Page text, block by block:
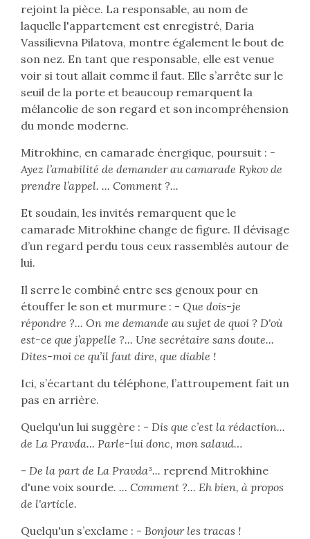
rejoint la pièce. La responsable, au nom de
laquelle l'appartement est enregistré, Daria
Vassilievna Pilatova, montre également le bout de
son nez. En tant que responsable, elle est venue
voir si tout allait comme il faut. Elle s’arrête sur le
seuil de la porte et beaucoup remarquent la
mélancolie de son regard et son incompréhension
du monde moderne.
Mitrokhine, en camarade énergique, poursuit : -
Ayez l’amabilité de demander au camarade Rykov de
prendre l’appel. ... Comment ?...
Et soudain, les invités remarquent que le
camarade Mitrokhine change de figure. Il dévisage
d’un regard perdu tous ceux rassemblés autour de
lui.
Il serre le combiné entre ses genoux pour en
étouffer le son et murmure : - Que dois-je
répondre ?... On me demande au sujet de quoi ? D'où
est-ce que j’appelle ?... Une secrétaire sans doute...
Dites-moi ce qu’il faut dire, que diable !
Ici, s’écartant du téléphone, l’attroupement fait un
pas en arrière.
Quelqu'un lui suggère : - Dis que c’est la rédaction...
de La Pravda... Parle-lui donc, mon salaud…
- De la part de La Pravda³... reprend Mitrokhine
d'une voix sourde. ... Comment ?... Eh bien, à propos
de l'article.
Quelqu'un s’exclame : - Bonjour les tracas !